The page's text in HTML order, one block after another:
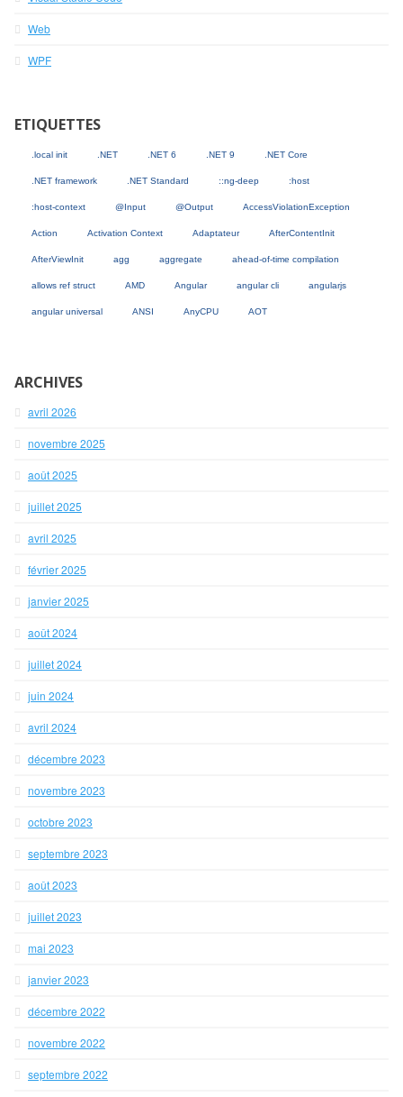
Web
WPF
ETIQUETTES
.local init .NET .NET 6 .NET 9 .NET Core
.NET framework .NET Standard ::ng-deep :host
:host-context @Input @Output AccessViolationException
Action Activation Context Adaptateur AfterContentInit
AfterViewInit agg aggregate ahead-of-time compilation
allows ref struct AMD Angular angular cli angularjs
angular universal ANSI AnyCPU AOT
ARCHIVES
avril 2026
novembre 2025
août 2025
juillet 2025
avril 2025
février 2025
janvier 2025
août 2024
juillet 2024
juin 2024
avril 2024
décembre 2023
novembre 2023
octobre 2023
septembre 2023
août 2023
juillet 2023
mai 2023
janvier 2023
décembre 2022
novembre 2022
septembre 2022